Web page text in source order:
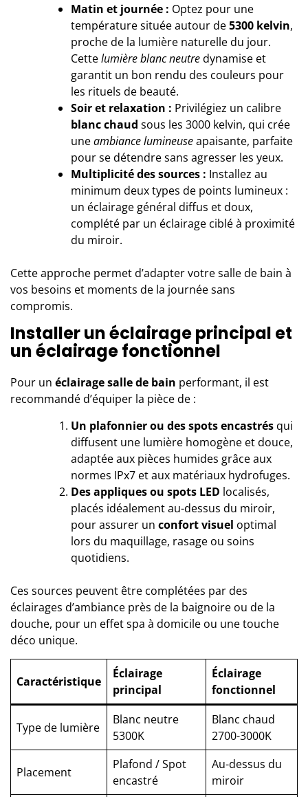
Matin et journée : Optez pour une
température située autour de5300 kelvin,
proche de la lumière naturelle du jour.
Cettelumière blanc neutredynamise et
garantit un bon rendu des couleurs pour
les rituels de beauté.
Soir et relaxation : Privilégiez un calibre
blanc chaud sous les 3000 kelvin, qui crée
uneambiance lumineuseapaisante, parfaite
pour se détendre sans agresser les yeux.
Multiplicité des sources : Installez au
minimum deux types de points lumineux :
un éclairage général diffus et doux,
complété par un éclairage ciblé à proximité
du miroir.
Cette approche permet d’adapter votre salle de bain à
vos besoins et moments de la journée sans
compromis.
Installer un éclairage principal et
un éclairage fonctionnel
Pour un éclairage salle de bain performant, il est
recommandé d’équiper la pièce de :
Un plafonnier ou des spots encastrés qui
diffusent une lumière homogène et douce,
adaptée aux pièces humides grâce aux
normes IPx7 et aux matériaux hydrofuges.
Des appliques ou spots LED localisés,
placés idéalement au-dessus du miroir,
pour assurer un confort visuel optimal
lors du maquillage, rasage ou soins
quotidiens.
Ces sources peuvent être complétées par des
éclairages d’ambiance près de la baignoire ou de la
douche, pour un effet spa à domicile ou une touche
déco unique.
Caractéristique
Éclairage
principal
Éclairage
fonctionnel
Type de lumière
Blanc neutre
5300K
Blanc chaud
2700-3000K
Placement
Plafond / Spot
encastré
Au-dessus du
miroir